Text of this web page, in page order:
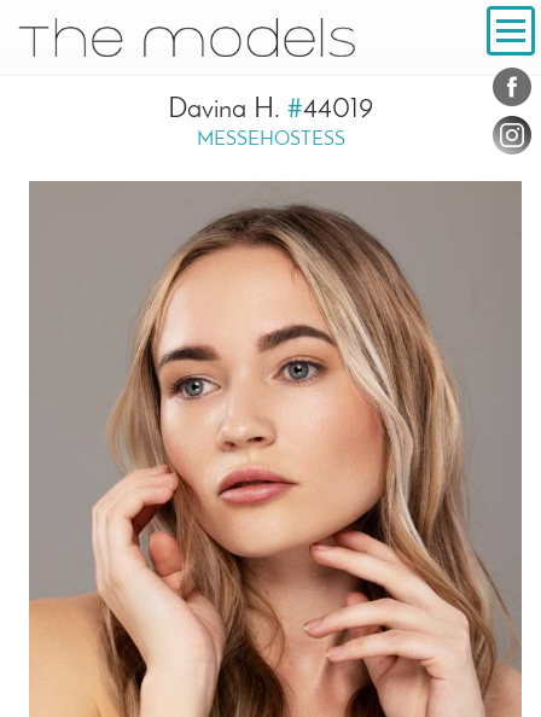
Navigation
Davina H. #44019
MESSEHOSTESS